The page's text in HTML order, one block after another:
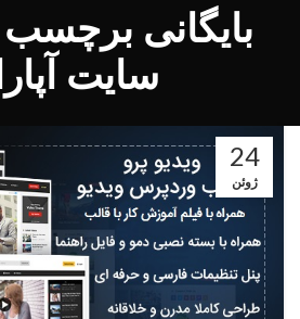
بایگانی
سایت
24
ژوئن